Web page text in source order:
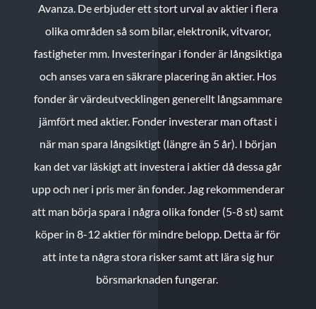
Avanza. De erbjuder ett stort urval av aktier i flera
olika områden så som bilar, elektronik, vitvaror,
fastigheter mm. Investeringar i fonder är långsiktiga
och anses vara en säkrare placering än aktier. Hos
fonder är värdeutvecklingen generellt långsammare
jämfört med aktier. Fonder investerar man oftast i
när man spara långsiktigt (längre än 5 år). I början
kan det var läskigt att investera i aktier då dessa går
upp och ner i pris mer än fonder. Jag rekommenderar
att man börja spara i några olika fonder (5-8 st) samt
köper in 8-12 aktier för mindre belopp. Detta är för
att inte ta några stora risker samt att lära sig hur
börsmarknaden fungerar.